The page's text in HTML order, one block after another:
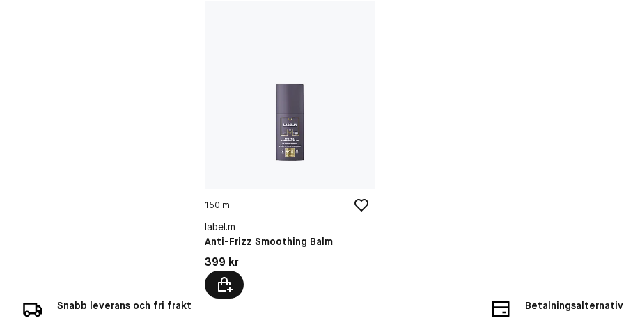
150 ml
label.m
Anti-Frizz Smoothing Balm
Pris: 399 kr
399 kr
Snabb leverans och fri frakt
Betalningsalternativ